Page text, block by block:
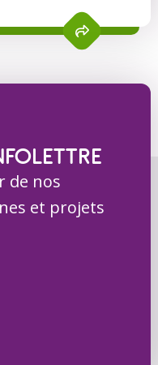
de nos
et projets